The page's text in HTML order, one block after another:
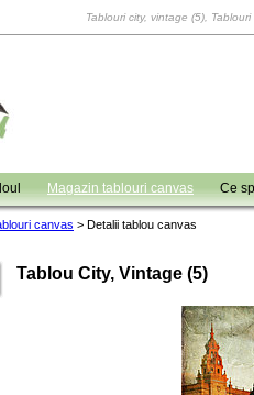
Tablouri city, vintage (5),
Magazin tablouri canvas Ce
canvas > Detalii tablou canvas
Tablou City, Vintage (5)